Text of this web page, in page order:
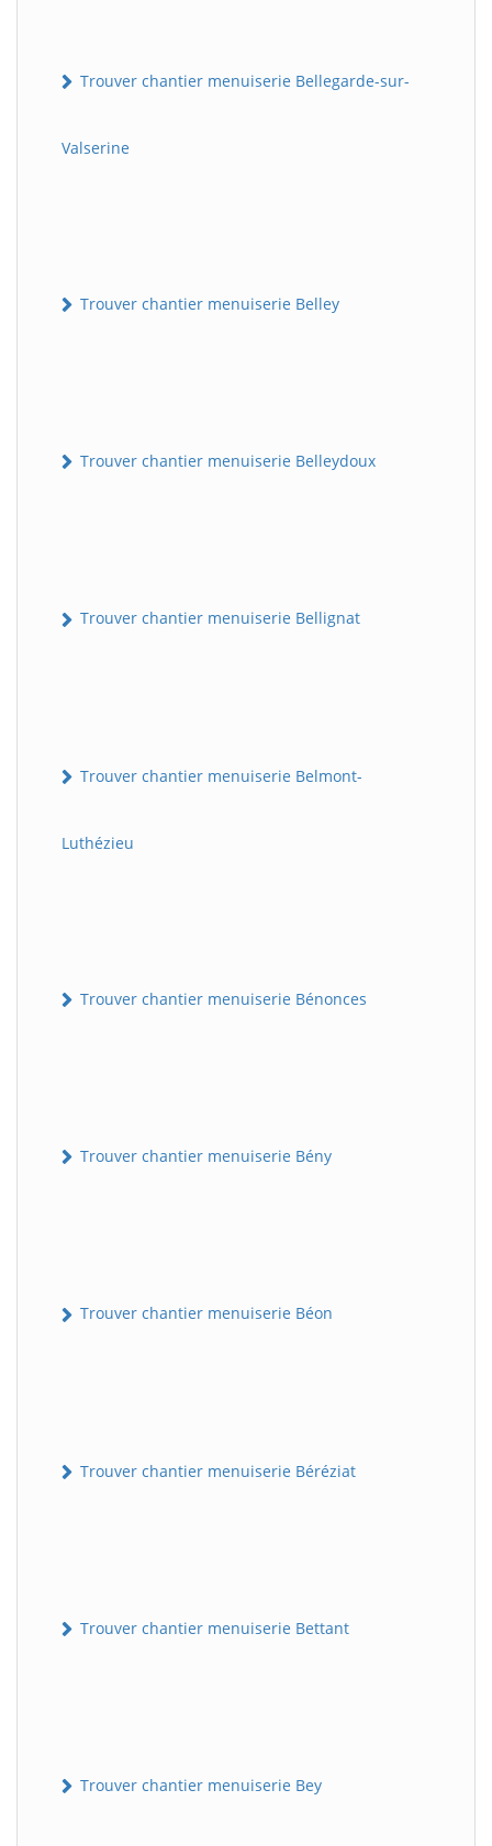
Trouver chantier menuiserie Bellegarde-sur-
Valserine
Trouver chantier menuiserie Belley
Trouver chantier menuiserie Belleydoux
Trouver chantier menuiserie Bellignat
Trouver chantier menuiserie Belmont-
Luthézieu
Trouver chantier menuiserie Bénonces
Trouver chantier menuiserie Bény
Trouver chantier menuiserie Béon
Trouver chantier menuiserie Béréziat
Trouver chantier menuiserie Bettant
Trouver chantier menuiserie Bey